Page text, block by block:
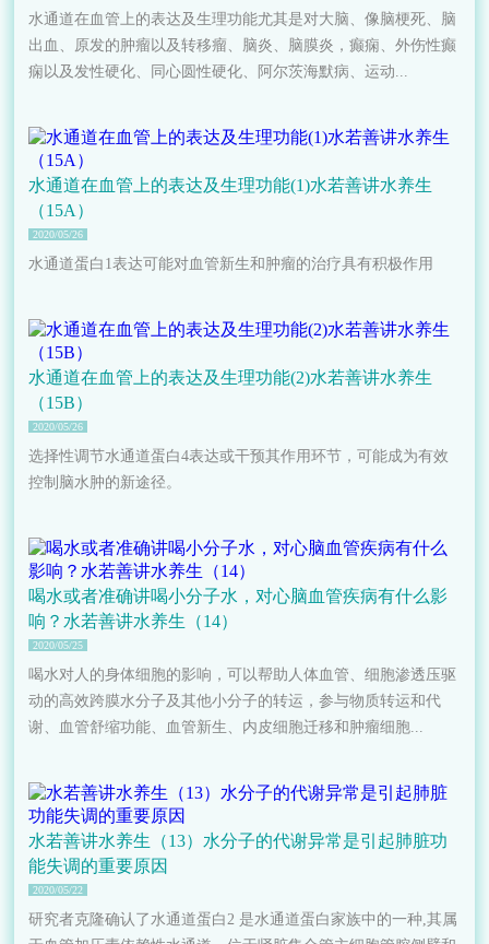
水通道在血管上的表达及生理功能尤其是对大脑、像脑梗死、脑
出血、原发的肿瘤以及转移瘤、脑炎、脑膜炎，癫痫、外伤性癫
痫以及发性硬化、同心圆性硬化、阿尔茨海默病、运动...
水通道在血管上的表达及生理功能(1)水若善讲水养生
（15A）
2020/05/26
水通道蛋白1表达可能对血管新生和肿瘤的治疗具有积极作用
水通道在血管上的表达及生理功能(2)水若善讲水养生
（15B）
2020/05/26
选择性调节水通道蛋白4表达或干预其作用环节，可能成为有效
控制脑水肿的新途径。
喝水或者准确讲喝小分子水，对心脑血管疾病有什么影
响？水若善讲水养生（14）
2020/05/25
喝水对人的身体细胞的影响，可以帮助人体血管、细胞渗透压驱
动的高效跨膜水分子及其他小分子的转运，参与物质转运和代
谢、血管舒缩功能、血管新生、内皮细胞迁移和肿瘤细胞...
水若善讲水养生（13）水分子的代谢异常是引起肺脏功
能失调的重要原因
2020/05/22
研究者克隆确认了水通道蛋白2 是水通道蛋白家族中的一种,其属